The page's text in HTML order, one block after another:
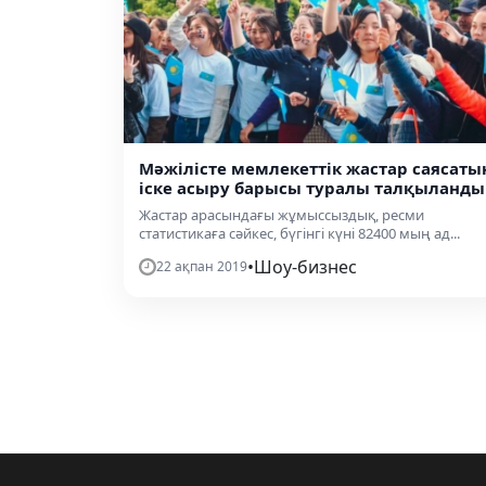
Мәжілісте мемлекеттік жастар
іске асыру барысы туралы талқыланды
Жастар арасындағы жұмыссыздық, ресми
статистикаға сәйкес, бүгінгі күні 82400 мың ад...
22 ақпан 2019•Шоу-бизнес